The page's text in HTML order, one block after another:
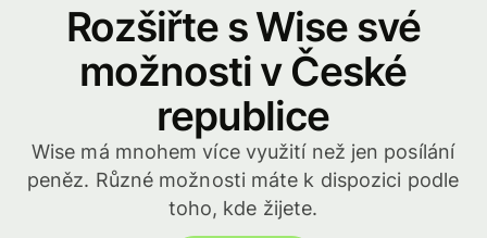
Rozšiřte s Wise své
možnosti v České
republice
Wise má mnohem více využití než jen posílání
peněz. Různé možnosti máte k dispozici podle
toho, kde žijete.